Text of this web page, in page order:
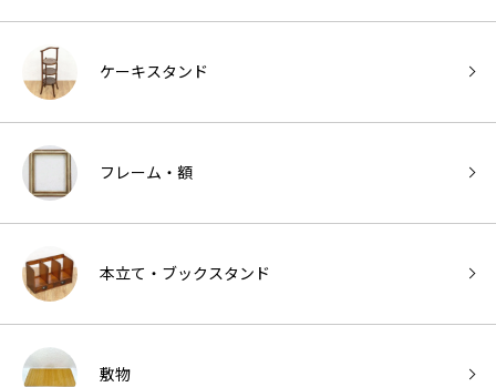
ケーキスタンド
フレーム・額
本立て・ブックスタンド
敷物